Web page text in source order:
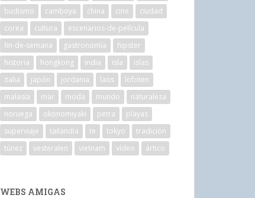
budismo
camboya china cine
ciudad
corea
cultura
escenarios-de-película
fin-de-semana
gastronomía
hipster
historia
hongkong india isla
islas
italia
japón jordania laos
lofoten
malasia
mar moda mundo
naturaleza
noruega
okonomiyaki petra
playas
superviaje
tailandia te tokyo
tradición
túnez
vesteralen vietnam vídeo ártico
WEBS AMIGAS